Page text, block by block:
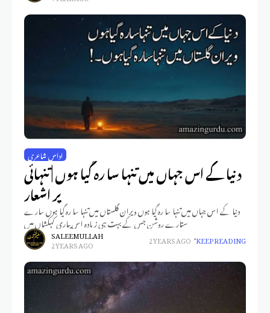
اداس شاعری
دنیا کے اس جہاں میں تنہا سا رہ گیا ہوں | تنہائی
پر اشعار
دنیا کے اس جہاں میں تنہا سا رہ گیا ہوں ویران گلستاں میں تنہا سا رہ گیا ہوں سارے
ستارے روشن جس کے بہت ہی زیادہ اس پیاری کہکشاں میں
SALEEM ULLAH
2 YEARS AGO 2 YEARS AGO KEEP READING